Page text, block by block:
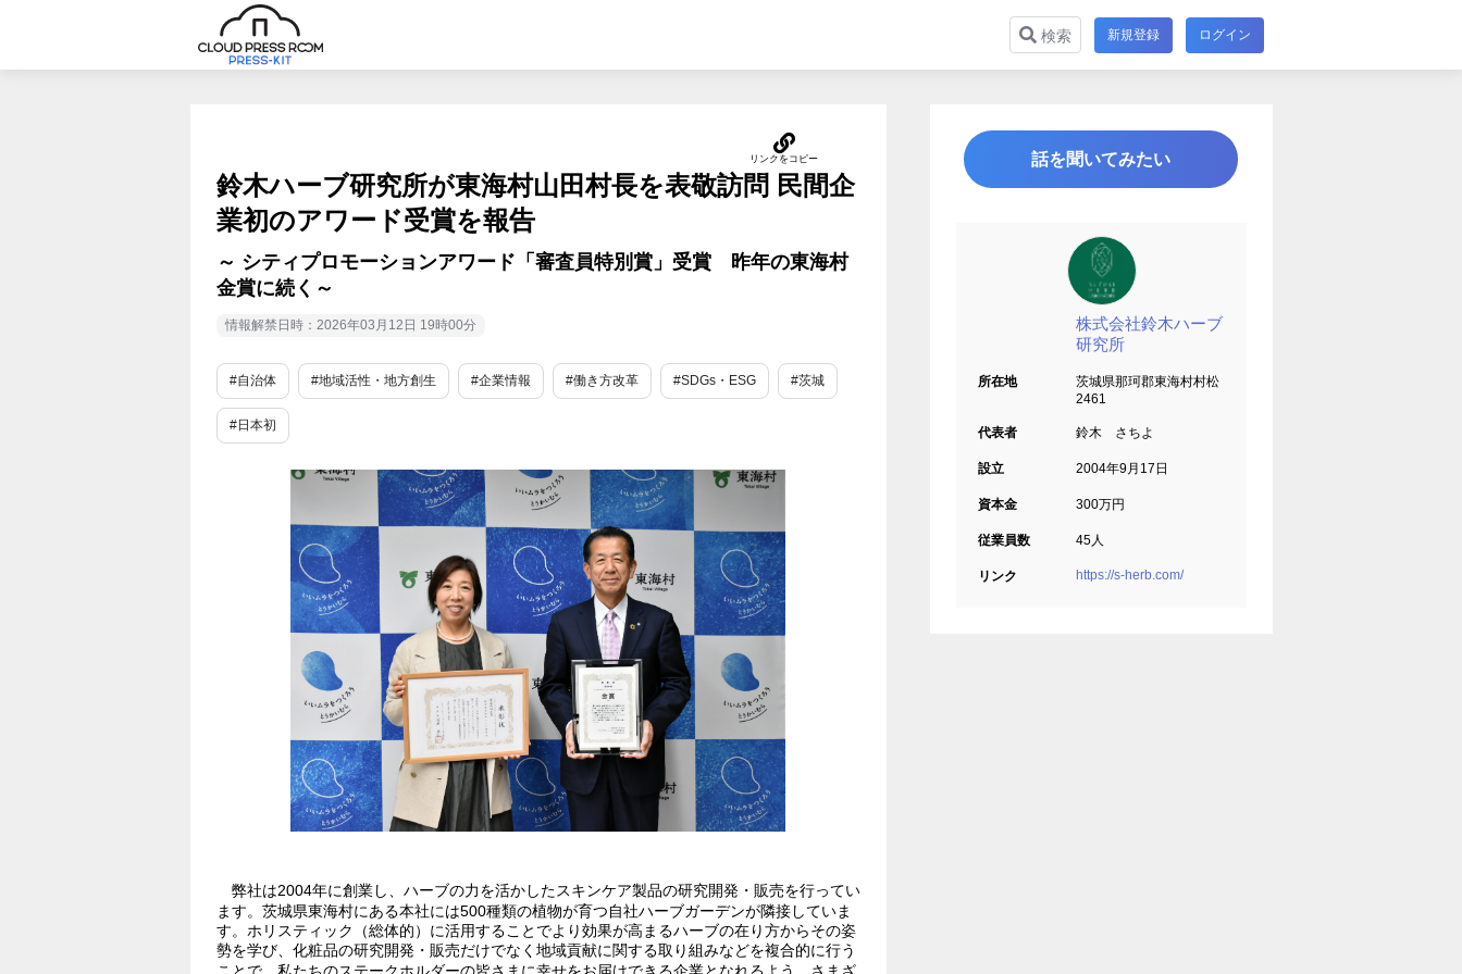
検索 新規登録 ログイン
鈴木ハーブ研究所が東海村山田村長を表敬訪問 民間企
業初のアワード受賞を報告
～ シティプロモーションアワード「審査員特別賞」受賞 昨年の東海村
金賞に続く～
情報解禁日時：2026年03月12日 19時00分
#自治体 #地域活性・地方創生 #企業情報 #働き方改革 #SDGs・ESG #茨城
#日本初
弊社は2004年に創業し、ハーブの力を活かしたスキンケア製品の研究開発・販売を行ってい
ます。茨城県東海村にある本社には500種類の植物が育つ自社ハーブガーデンが隣接していま
す。ホリスティック（総体的）に活用することでより効果が高まるハーブの在り方からその姿
勢を学び、化粧品の研究開発・販売だけでなく地域貢献に関する取り組みなどを複合的に行う
ことで、私たちのステークホルダーの皆さまに幸せをお届けできる企業となれるよう、さまざ
話を聞いてみたい
株式会社鈴木ハーブ
研究所
所在地
茨城県那珂郡東海村村松
2461
代表者 鈴木 さちよ
設立 2004年9月17日
資本金 300万円
従業員数 45人
リンク https://s-herb.com/